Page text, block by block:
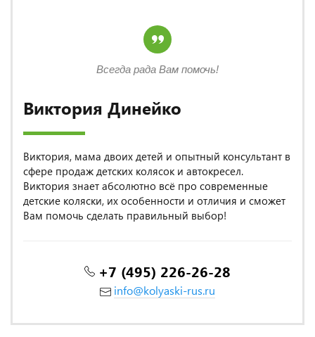
Виктория Динейко
Виктория, мама двоих детей и опытный консультант в
сфере продаж детских колясок и автокресел.
Виктория знает абсолютно всё про современные
детские коляски, их особенности и отличия и сможет
Вам помочь сделать правильный выбор!
+7 (495) 226-26-28
info@kolyaski-rus.ru
Всегда рада Вам помочь!